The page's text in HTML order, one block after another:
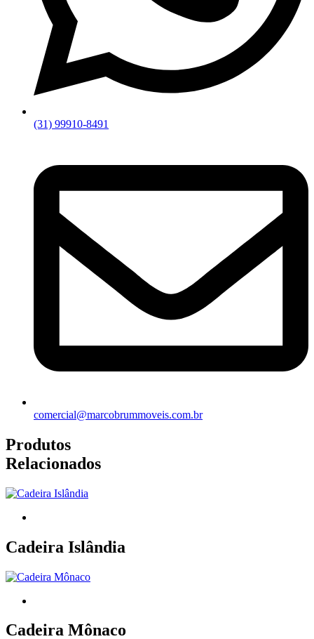
(31) 99910-8491
comercial@marcobrummoveis.com.br
Produtos
Relacionados
Cadeira Islândia
Cadeira Mônaco